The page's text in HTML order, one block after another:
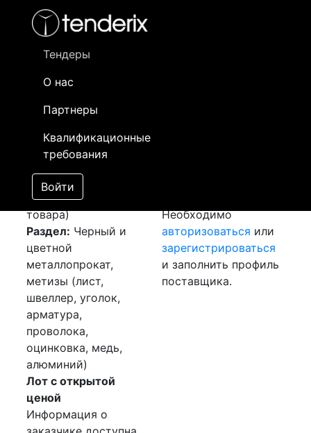
Тендеры
О нас
Партнеры
Квалификационные
требования
Войти
- активный лот
- сохраненный лот (не опубликован)
Закупка: Арматуру и
[Завершен]
Победитель выбран
Лот №:4592
АУКЦИОН (покупка
товара)
Раздел: Черный и
цветной
металлопрокат,
метизы (лист,
швеллер, уголок,
арматура,
проволока,
оцинковка, медь,
алюминий)
Лот с открытой
ценой
Информация о
Необходимо
авторизоваться или
зарегистрироваться
и заполнить профиль
поставщика.